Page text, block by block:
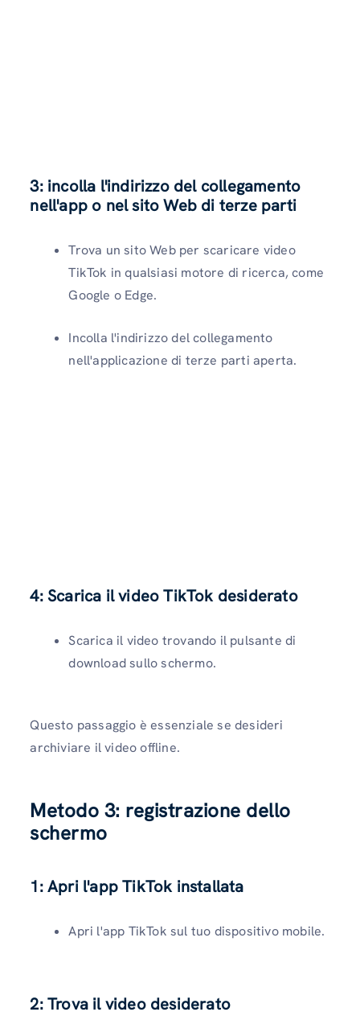
3: incolla l'indirizzo del collegamento
nell'app o nel sito Web di terze parti
Trova un sito Web per scaricare video
TikTok in qualsiasi motore di ricerca, come
Google o Edge.
Incolla l'indirizzo del collegamento
nell'applicazione di terze parti aperta.
4: Scarica il video TikTok desiderato
Scarica il video trovando il pulsante di
download sullo schermo.
Questo passaggio è essenziale se desideri
archiviare il video offline.
Metodo 3: registrazione dello
schermo
1: Apri l'app TikTok installata
Apri l'app TikTok sul tuo dispositivo mobile.
2: Trova il video desiderato